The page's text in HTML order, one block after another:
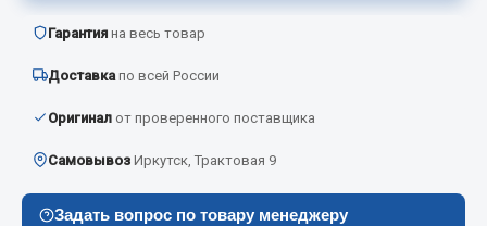
Весь раздел
Автозвук
Аксессуары автомобильные
Гарантия на весь товар
Доставка по всей России
Оригинал от проверенного поставщика
Самовывоз Иркутск, Трактовая 9
Задать вопрос по товару менеджеру